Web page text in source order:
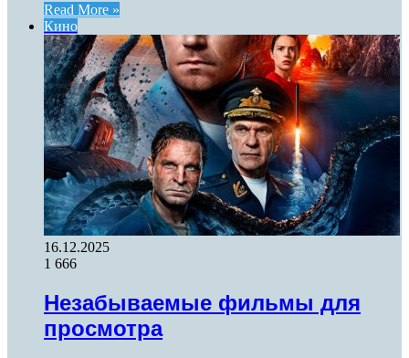
Read More »
Кино
16.12.2025
1 666
Незабываемые фильмы для
просмотра